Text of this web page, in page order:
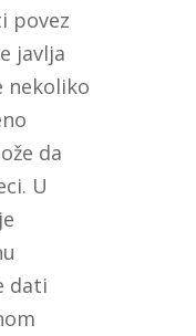
povez
javlja
nekoliko
da
U
dati